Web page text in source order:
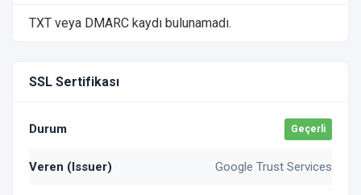
TXT veya DMARC kaydı bulunamadı.
SSL Sertifikası
Durum Geçerli
Veren (Issuer) Google Trust Services